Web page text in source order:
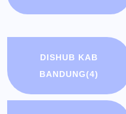
DISHUB KAB
BANDUNG(4)